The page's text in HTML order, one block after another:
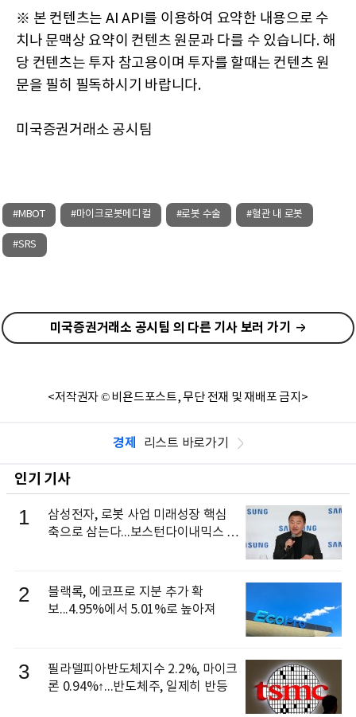
※ 본 컨텐츠는 AI API를 이용하여 요약한 내용으로 수
치나 문맥상 요약이 컨텐츠 원문과 다를 수 있습니다. 해
당 컨텐츠는 투자 참고용이며 투자를 할때는 컨텐츠 원
문을 필히 필독하시기 바랍니다.
미국증권거래소 공시팀
#MBOT #마이크로봇메디컬 #로봇 수술 #혈관 내 로봇
#SRS
미국증권거래소 공시팀 의 다른 기사 보러 가기
<저작권자 © 비욘드포스트, 무단 전재 및 재배포 금지>
경제 리스트 바로가기
인기 기사
1
삼성전자, 로봇 사업 미래성장 핵심
축으로 삼는다...보스턴다이내믹스 출
2
블랙록, 에코프로 지분 추가 확
보...4.95%에서 5.01%로 높아져
3
필라델피아반도체지수 2.2%, 마이크
론 0.94%↑...반도체주, 일제히 반등